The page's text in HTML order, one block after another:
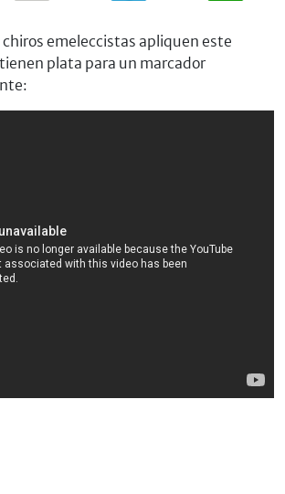
chiros emeleccistas apliquen este
plata para un marcador